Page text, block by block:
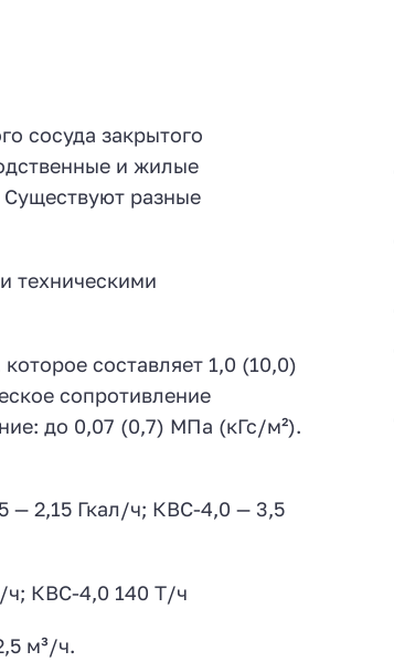
сосуда закрытого
и жилые
Существуют разные
техническими
составляет 1,0 (10,0)
сопротивление
до 0,07 (0,7) МПа (кГс/м²).
— 2,15 Гкал/ч; КВС-4,0 — 3,5
ч; КВС-4,0 140 Т/ч
м³/ч.